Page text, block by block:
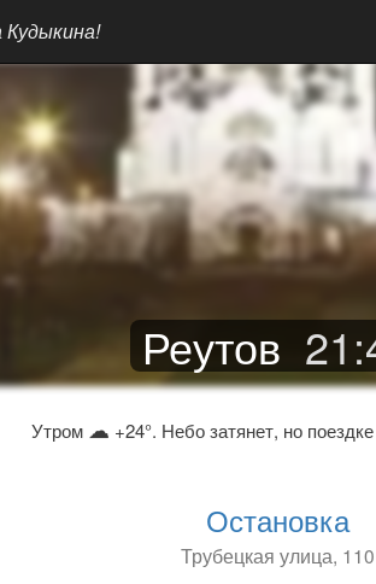
Реутов 21:
Утром ☁ +24°. Небо затянет, но
Остановка
Трубецкая улица, 110